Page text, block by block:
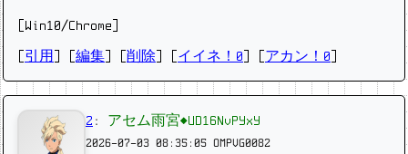
[Win10/Chrome]
引用 編集 削除 イイネ！0 アカン！0
2 : アセム雨宮◆UD16NvPYxY
2026-07-03 08:35:05 OMPVG0082